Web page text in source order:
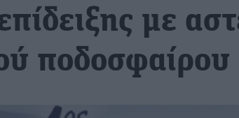
με
ποδοσφαίρου